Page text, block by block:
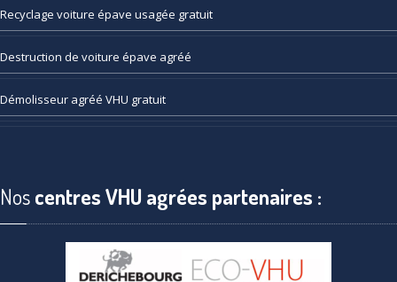
Recyclage voiture épave usagée gratuit
Destruction de voiture épave agréé
Démolisseur agréé VHU gratuit
Noscentres VHU agrées partenaires :